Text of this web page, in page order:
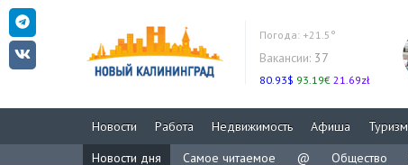
Погода: +21.5°
Вакансии: 37
80.93$ 93.19€ 21.69zł
Новости Работа Недвижимость Афиша Туризм
Новости дня
Самое читаемое @ Общество